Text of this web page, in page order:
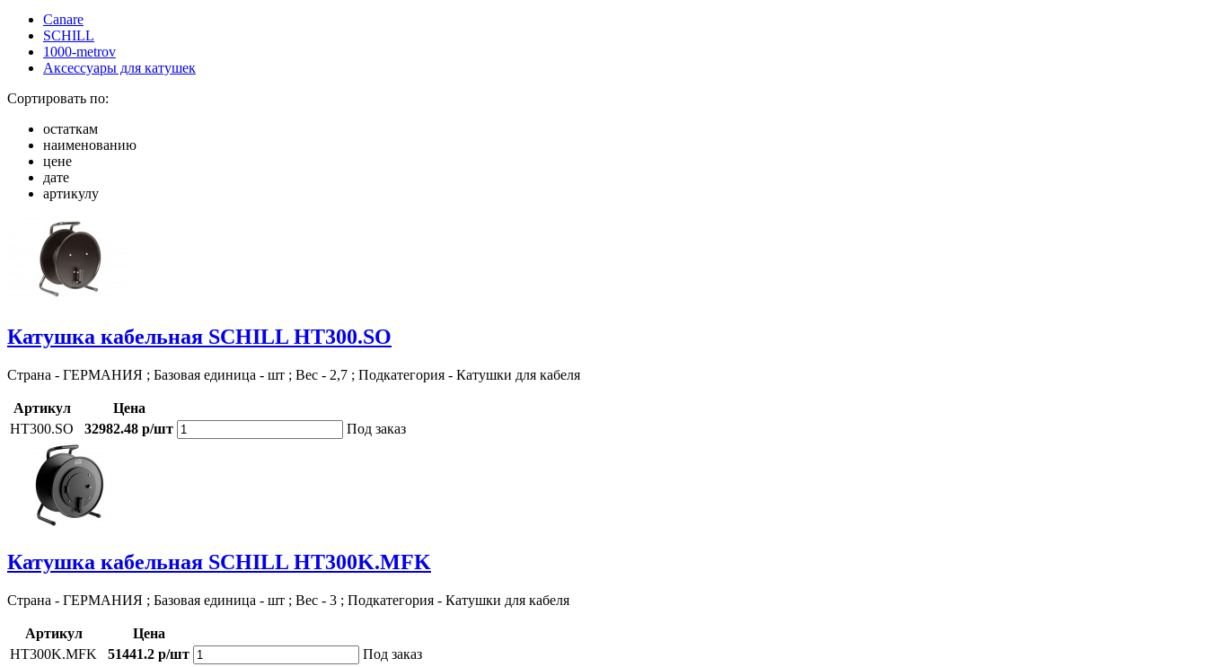
Canare
SCHILL
1000-metrov
Аксессуары для катушек
Сортировать по:
остаткам
наименованию
цене
дате
артикулу
Катушка кабельная SCHILL HT300.SO
Страна - ГЕРМАНИЯ ; Базовая единица - шт ; Вес - 2,7 ; Подкатегория - Катушки для кабеля
Артикул
Цена
HT300.SO
32982.48 р/шт Под заказ
Катушка кабельная SCHILL HT300K.MFK
Страна - ГЕРМАНИЯ ; Базовая единица - шт ; Вес - 3 ; Подкатегория - Катушки для кабеля
Артикул
Цена
HT300K.MFK
51441.2 р/шт Под заказ